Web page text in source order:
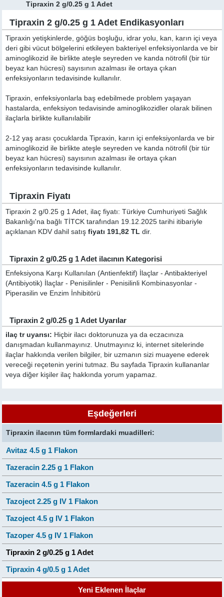
Tipraxin 2 g/0.25 g 1 Adet
Tipraxin 2 g/0.25 g 1 Adet Endikasyonları
Tipraxin yetişkinlerde, göğüs boşluğu, idrar yolu, kan, karın içi veya
deri gibi vücut bölgelerini etkileyen bakteriyel enfeksiyonlarda ve bir
aminoglikozid ile birlikte ateşle seyreden ve kanda nötrofil (bir tür
beyaz kan hücresi) sayısının azalması ile ortaya çıkan
enfeksiyonların tedavisinde kullanılır.
Tipraxin, enfeksiyonlarla baş edebilmede problem yaşayan
hastalarda, enfeksiyon tedavisinde aminoglikozidler olarak bilinen
ilaçlarla birlikte kullanılabilir
2-12 yaş arası çocuklarda Tipraxin, karın içi enfeksiyonlarda ve bir
aminoglikozid ile birlikte ateşle seyreden ve kanda nötrofil (bir tür
beyaz kan hücresi) sayısının azalması ile ortaya çıkan
enfeksiyonların tedavisinde kullanılır.
Tipraxin Fiyatı
Tipraxin 2 g/0.25 g 1 Adet, ilaç fiyatı: Türkiye Cumhuriyeti Sağlık
Bakanlığı'na bağlı TİTCK tarafından 19.12.2025 tarihi itibariyle
açıklanan KDV dahil satışfiyatı 191,82 TL dir.
Tipraxin 2 g/0.25 g 1 Adet ilacının Kategorisi
Enfeksiyona Karşı Kullanılan (Antienfektif) İlaçlar - Antibakteriyel
(Antibiyotik) İlaçlar - Penisilinler - Penisilinli Kombinasyonlar -
Piperasilin ve Enzim İnhibitörü
Tipraxin 2 g/0.25 g 1 Adet Uyarılar
ilaç tr uyarısı: Hiçbir ilacı doktorunuza ya da eczacınıza
danışmadan kullanmayınız. Unutmayınız ki, internet sitelerinde
ilaçlar hakkında verilen bilgiler, bir uzmanın sizi muayene ederek
vereceği reçetenin yerini tutmaz. Bu sayfada Tipraxin kullananlar
veya diğer kişiler ilaç hakkında yorum yapamaz.
Eşdeğerleri
Tipraxin ilacının tüm formlardaki muadilleri:
Avitaz 4.5 g 1 Flakon
Tazeracin 2.25 g 1 Flakon
Tazeracin 4.5 g 1 Flakon
Tazoject 2.25 g IV 1 Flakon
Tazoject 4.5 g IV 1 Flakon
Tazoper 4.5 g IV 1 Flakon
Tipraxin 2 g/0.25 g 1 Adet
Tipraxin 4 g/0.5 g 1 Adet
Yeni Eklenen İlaçlar